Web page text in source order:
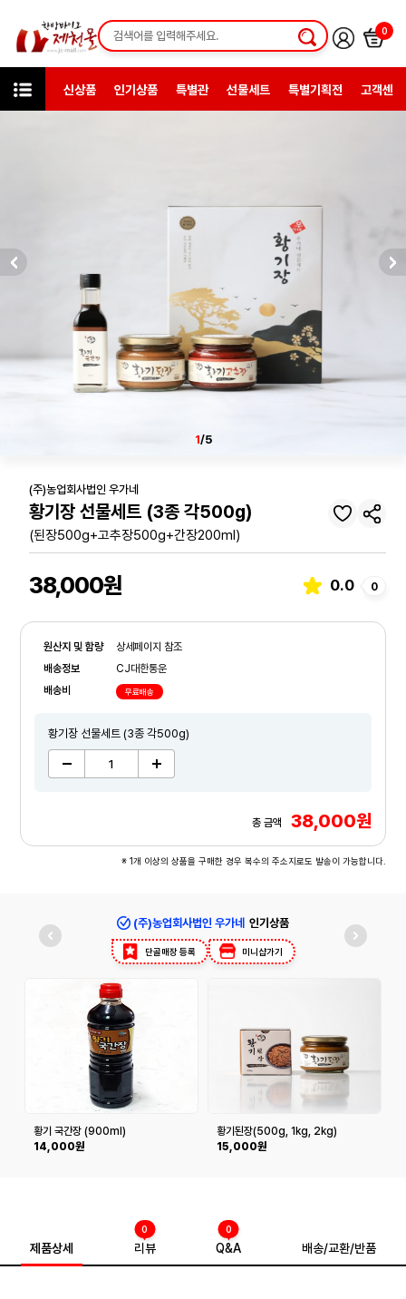
0
신상품 인기상품 특별관 선물세트 특별기획전 고객센터
1/5
(주)농업회사법인 우가네
황기장 선물세트 (3종 각500g)
(된장500g+고추장500g+간장200ml)
38,000원 0.0 0
원산지 및 함량
상세페이지 참조
배송정보
CJ대한통운
배송비
무료배송
황기장 선물세트 (3종 각500g)
총 금액 38,000원
※ 1개 이상의 상품을 구매한 경우 복수의 주소지로도 발송이 가능합니다.
(주)농업회사법인 우가네 인기상품
단골매장 등록 미니샵가기
황기 국간장 (900ml)
14,000원
황기된장(500g, 1kg, 2kg)
15,000원
제품상세 리뷰
0
Q&A
0
배송/교환/반품